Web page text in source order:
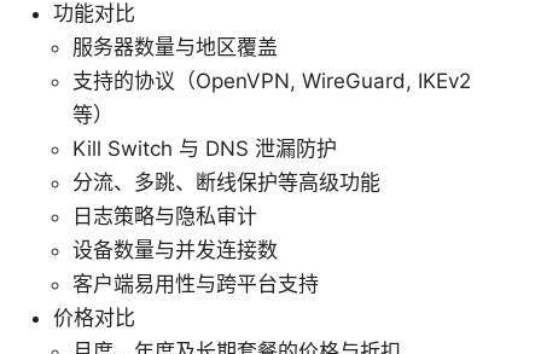
功能对比
服务器数量与地区覆盖
支持的协议（OpenVPN, WireGuard, IKEv2
等）
Kill Switch 与 DNS 泄漏防护
分流、多跳、断线保护等高级功能
日志策略与隐私审计
设备数量与并发连接数
客户端易用性与跨平台支持
价格对比